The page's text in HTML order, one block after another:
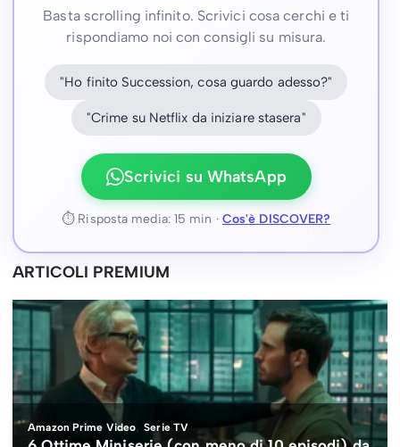
Basta scrolling infinito. Scrivici cosa cerchi e ti
rispondiamo noi con consigli su misura.
"Ho finito Succession, cosa guardo adesso?"
"Crime su Netflix da iniziare stasera"
Scrivici su WhatsApp
⏱ Risposta media: 15 min · Cos'è DISCOVER?
ARTICOLI PREMIUM